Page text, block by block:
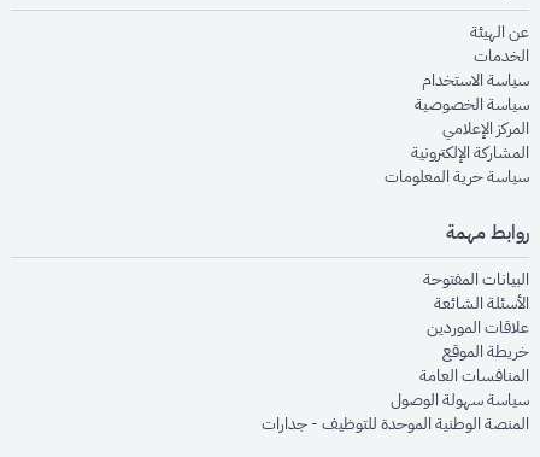
عن الهيئةopens in new window
الخدماتopens in new window
سياسة الاستخدام
سياسة الخصوصيةopens in new window
المركز الإعلاميopens in new window
المشاركة الإلكترونيةopens in new window
سياسة حرية المعلوماتopens in new window
روابط مهمة
البيانات المفتوحةopens in new window
الأسئلة الشائعةopens in new window
علاقات الموردينopens in new window
خريطة الموقعopens in new window
المنافسات العامةopens in new window
سياسة سهولة الوصولopens in new window
المنصة الوطنية الموحدة للتوظيف - جداراتopens in new window